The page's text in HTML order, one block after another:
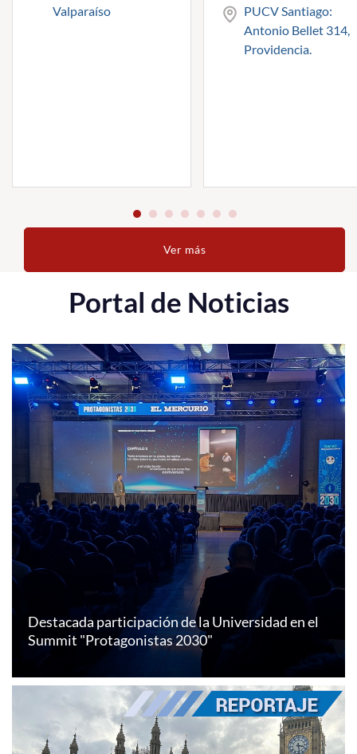
Valparaíso
PUCV Santiago:
Antonio Bellet 314,
Providencia.
Ver más
Portal de Noticias
Destacada participación de la Universidad en el
Summit "Protagonistas 2030"